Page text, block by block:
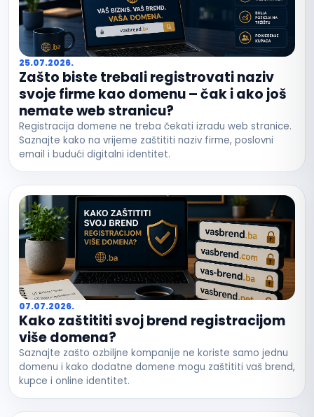
25.07.2026.
Zašto biste trebali registrovati naziv
svoje firme kao domenu – čak i ako još
nemate web stranicu?
Registracija domene ne treba čekati izradu web stranice.
Saznajte kako na vrijeme zaštititi naziv firme, poslovni
email i budući digitalni identitet.
07.07.2026.
Kako zaštititi svoj brend registracijom
više domena?
Saznajte zašto ozbiljne kompanije ne koriste samo jednu
domenu i kako dodatne domene mogu zaštititi vaš brend,
kupce i online identitet.